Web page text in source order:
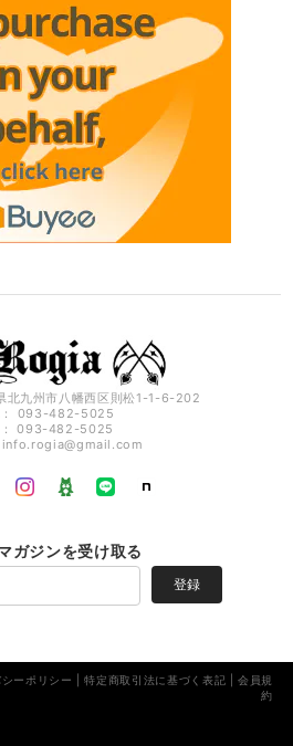
北九州市八幡西区則松1-1-6-202
： 093-482-5025
： 093-482-5025
info.rogia@gmail.com
ガジンを受け取る
登録
ーポリシー |特定商取引法に基づく表記 |会員規
約